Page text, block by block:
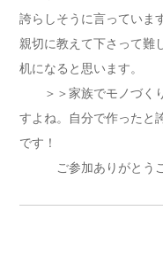
誇らしそうに言っていま
親切に教えて下さって難
机になると思います。
＞＞家族でモノづくり
すよね。自分で作ったと
です！
ご参加ありがとうご